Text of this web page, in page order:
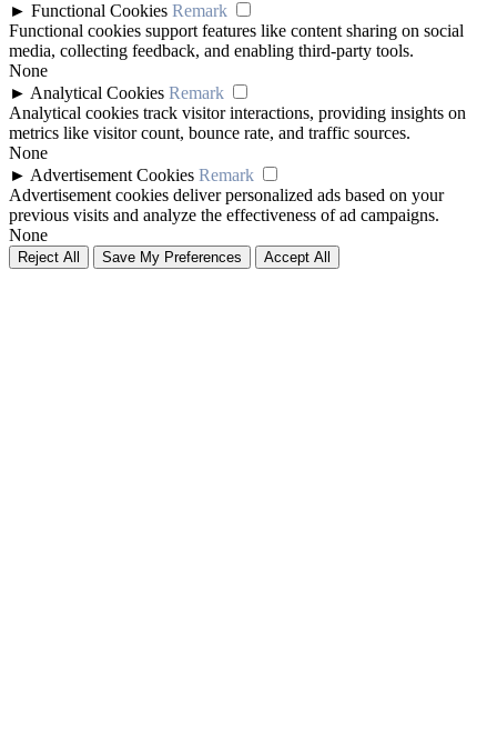
► Functional Cookies Remark
Functional cookies support features like content sharing on social
media, collecting feedback, and enabling third-party tools.
None
► Analytical Cookies Remark
Analytical cookies track visitor interactions, providing insights on
metrics like visitor count, bounce rate, and traffic sources.
None
► Advertisement Cookies Remark
Advertisement cookies deliver personalized ads based on your
previous visits and analyze the effectiveness of ad campaigns.
None
Reject All Save My Preferences Accept All